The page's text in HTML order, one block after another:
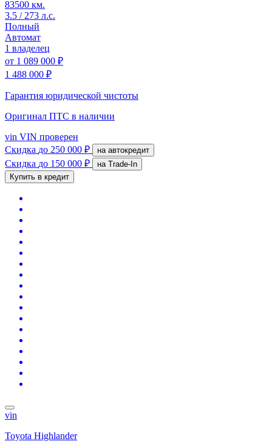
83500 км.
3.5 / 273 л.с.
Полный
Автомат
1 владелец
от 1 089 000 ₽
1 488 000 ₽
Гарантия юридической чистоты
Оригинал ПТС в наличии
vin VIN проверен
Скидка до 250 000 ₽ на автокредит
Скидка до 150 000 ₽
на Trade-In
Купить в кредит
vin
Toyota Highlander